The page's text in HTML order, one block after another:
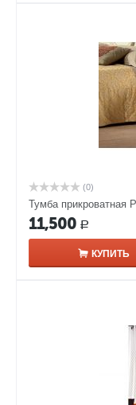
(0)
Тумба прикроватная
11,500 Р
КУПИТЬ